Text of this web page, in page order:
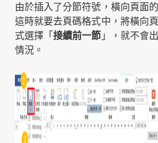
由於插入了分節符號，橫向頁面
這時就要去頁碼格式中，將橫向
式選擇「接續前一節 」，就不會
情況。